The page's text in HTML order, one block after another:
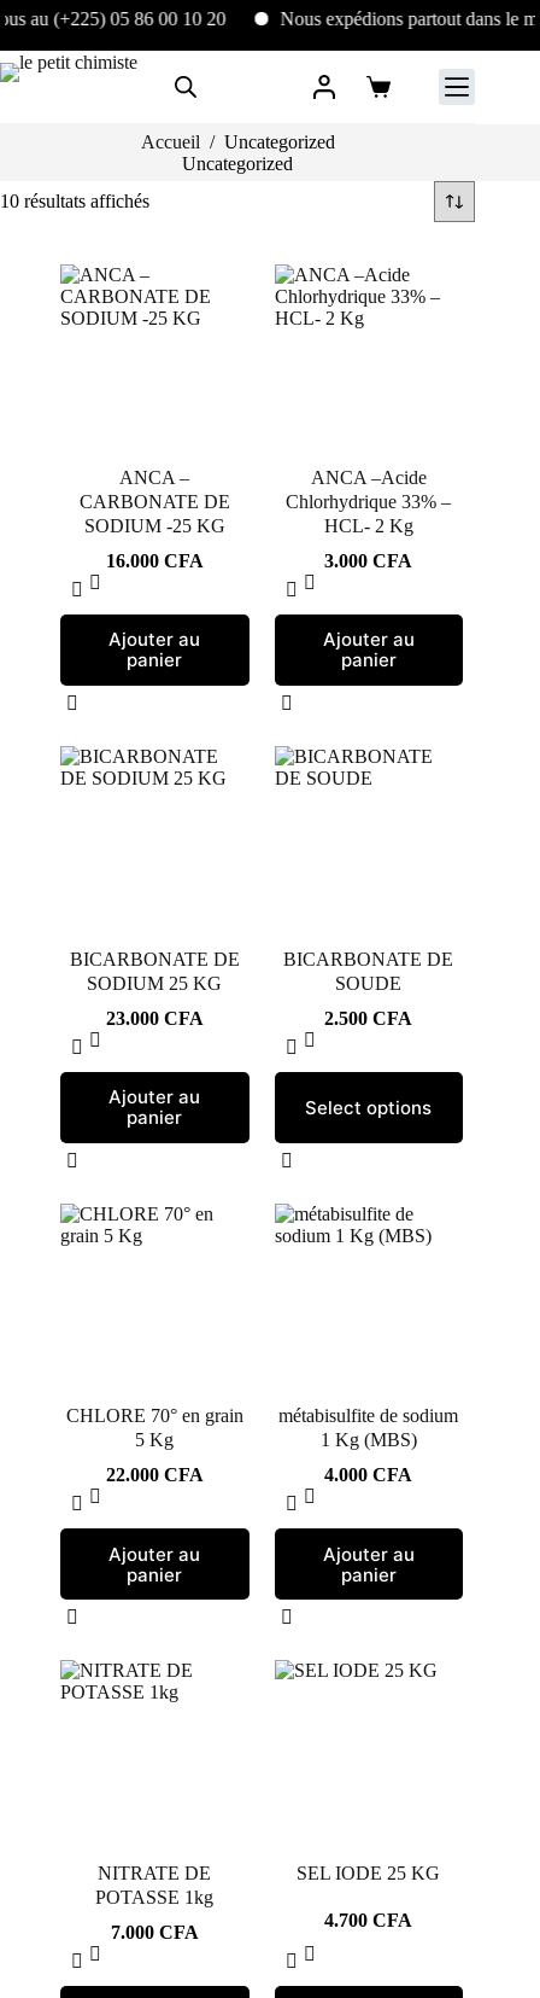
au (+225) 05 86 00 10 20
Nous expédions partout dans le
Passer
au
Panier
Accueil / Uncategorized
Uncategorized
10 résultats affichés
ANCA –
CARBONATE DE
SODIUM -25 KG
16.000 CFA
Ajouter au
panier
ANCA –Acide
Chlorhydrique 33% –
HCL- 2 Kg
3.000CFA
Ajouter au
panier
BICARBONATE DE
SODIUM 25 KG
23.000 CFA
Ajouter au
panier
BICARBONATE DE
SOUDE
2.500CFA
Select options
CHLORE 70° en grain
5 Kg
22.000 CFA
Ajouter au
panier
métabisulfite de sodium
1 Kg (MBS)
4.000CFA
Ajouter au
panier
NITRATE DE
POTASSE 1kg
7.000 CFA
SEL IODE 25 KG
4.700CFA